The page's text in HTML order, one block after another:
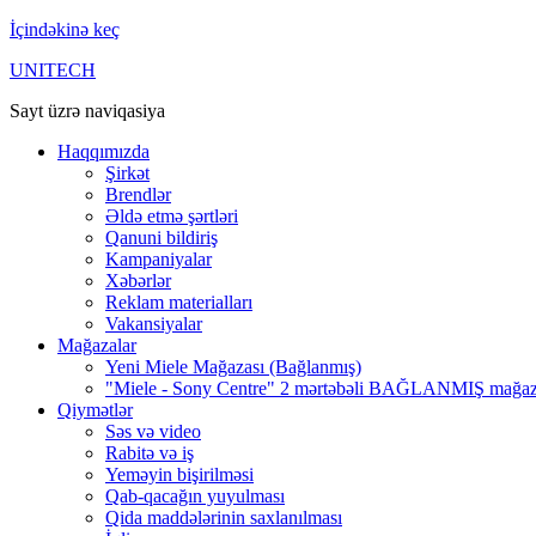
İçindəkinə keç
UNITECH
Sayt üzrə naviqasiya
Haqqımızda
Şirkət
Brendlər
Əldə etmə şərtləri
Qanuni bildiriş
Kampaniyalar
Xəbərlər
Reklam materialları
Vakansiyalar
Mağazalar
Yeni Miele Mağazası (Bağlanmış)
"Miele - Sony Centre" 2 mərtəbəli BAĞLANMIŞ
Qiymətlər
Səs və video
Rabitə və iş
Yeməyin bişirilməsi
Qab-qacağın yuyulması
Qida maddələrinin saxlanılması